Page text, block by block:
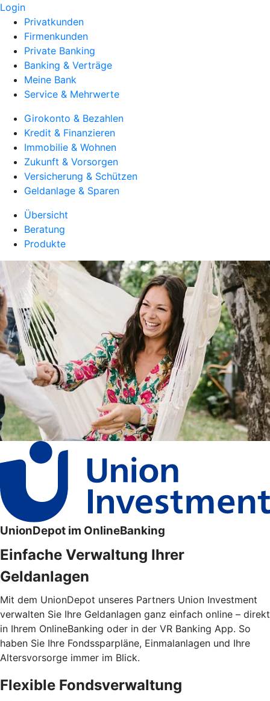
Login
Privatkunden
Firmenkunden
Private Banking
Banking & Verträge
Meine Bank
Service & Mehrwerte
Girokonto & Bezahlen
Kredit & Finanzieren
Immobilie & Wohnen
Zukunft & Vorsorgen
Versicherung & Schützen
Geldanlage & Sparen
Übersicht
Beratung
Produkte
UnionDepot im OnlineBanking
Einfache Verwaltung Ihrer
Geldanlagen
Mit dem UnionDepot unseres Partners Union Investment
verwalten Sie Ihre Geldanlagen ganz einfach online – direkt
in Ihrem OnlineBanking oder in der VR Banking App. So
haben Sie Ihre Fondssparpläne, Einmalanlagen und Ihre
Altersvorsorge immer im Blick.
Flexible Fondsverwaltung